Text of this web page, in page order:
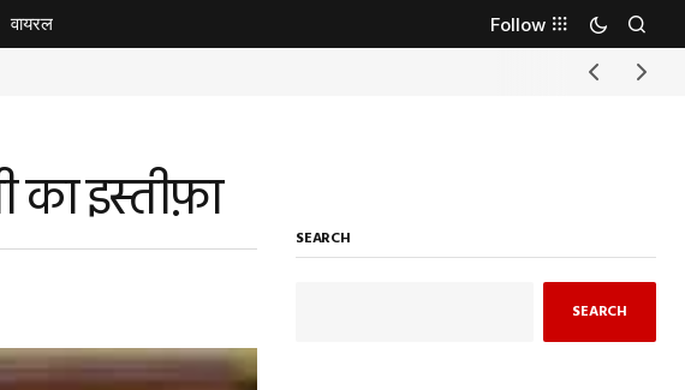
वायरल Follow
का इस्तीफ़ा SEARCH
SEARCH